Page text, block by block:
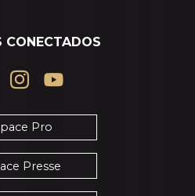
CONECTADOS
Pro
Presse